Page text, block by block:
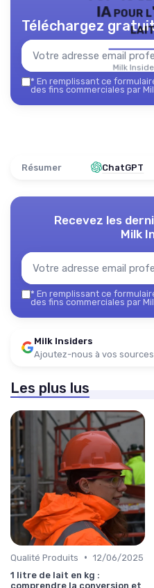
IA pour
Milk
Téléchargez
* En remplissant ce
des fins commerciales par
Résumer ChatGPT
Recevez les
Milk
* En remplissant ce
des fins commerciales par
Milk Insiders
Ajoutez-nous à vos
Les plus lus
Qualité Produits • 12/06/2025
1 litre de lait en kg :
comprendre la conversion et